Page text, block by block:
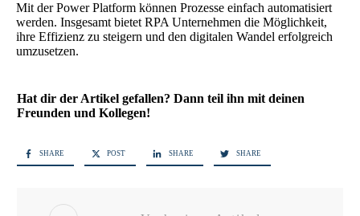
Mit der Power Platform können Prozesse einfach automatisiert
werden. Insgesamt bietet RPA Unternehmen die Möglichkeit,
ihre Effizienz zu steigern und den digitalen Wandel erfolgreich
umzusetzen.
Hat dir der Artikel gefallen? Dann teil ihn mit deinen
Freunden und Kollegen!
SHARE POST SHARE SHARE